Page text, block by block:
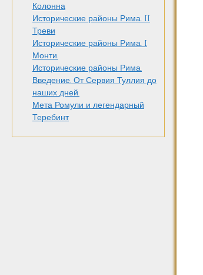
Колонна
Исторические районы Рима. II
Треви
Исторические районы Рима. I
Монти.
Исторические районы Рима.
Введение. От Сервия Туллия до
наших дней.
Мета Ромули и легендарный
Теребинт